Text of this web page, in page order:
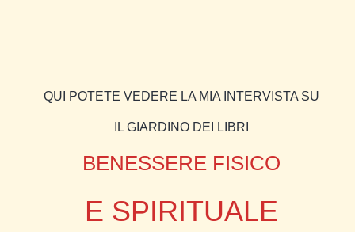
QUI POTETE VEDERE LA MIA INTERVISTA SU
IL GIARDINO DEI LIBRI
BENESSERE FISICO
E SPIRITUALE